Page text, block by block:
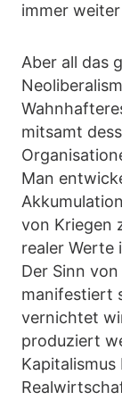
immer
Aber all das
mitsamt
Man
von Kriegen
realer Werte
Der Sinn
manifestiert
vernichtet
produziert